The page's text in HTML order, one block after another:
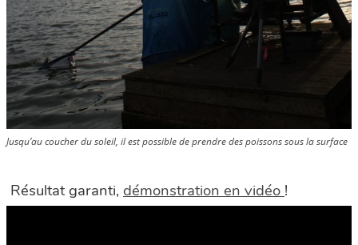
Jusqu’au coucher du soleil, il est possible de prendre des poissons sous la surface
Résultat garanti, démonstration en vidéo !